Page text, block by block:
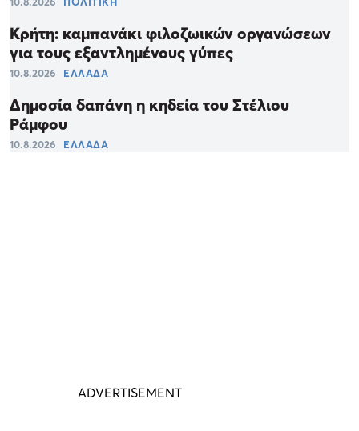
Κρήτη: καμπανάκι φιλοζωικών οργανώσεων
για τους εξαντλημένους γύπες
10.8.2026 ΕΛΛΑΔΑ
Δημοσία δαπάνη η κηδεία του Στέλιου
Ράμφου
10.8.2026 ΕΛΛΑΔΑ